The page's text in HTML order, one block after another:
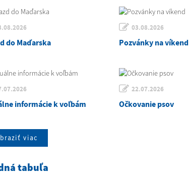
do Maďarska
03.08.2026
Pozvánky na víkend
informácie k voľbám
22.07.2026
Očkovanie psov
viac
tabuľa